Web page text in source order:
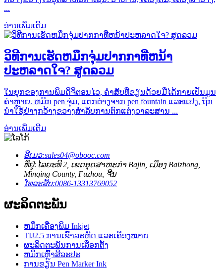
...
ອ່ານເພີ່ມເຕີມ
ວິທີການເຮັດຫມຶກຈຸ່ມປາກກາທີ່ຫນ້າ
ປະຫລາດໃຈ? ສູດລວມ
ໃນຍຸກຂອງການພິມດິຈິຕອນໄວ, ຄໍາສັບທີ່ຂຽນດ້ວຍມືໄດ້ກາຍເປັນມູນ
ຄ່າຫຼາຍ. ຫມຶກ pen ຈຸ່ມ, ແຕກຕ່າງຈາກ pen fountain ແລະແປງ, ຖືກ
ນໍາໃຊ້ຢ່າງກວ້າງຂວາງສໍາລັບການຕົກແຕ່ງວາລະສານ ...
ອ່ານເພີ່ມເຕີມ
ອີເມວ:sales04@obooc.com
ທີ່ຢູ່: ໄລຍະທີ 2, ເຂດອຸດສາຫະກໍາ Bajin, ເມືອງ Baizhong,
Minqing County, Fuzhou, ຈີນ
ໂທລະສັບ:0086-13313769052
ຜະລິດຕະພັນ
ຫມຶກເຄື່ອງພິມ Inkjet
TIJ2.5 ການເຂົ້າລະຫັດ ແລະເຄື່ອງໝາຍ
ຜະລິດຕະພັນການເລືອກຕັ້ງ
ຫມຶກເຫຼົ້າສິລະປະ
ການຂຽນ Pen Marker Ink